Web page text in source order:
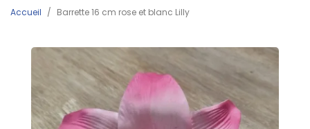
Accueil Barrette 16 cm rose et blanc Lilly